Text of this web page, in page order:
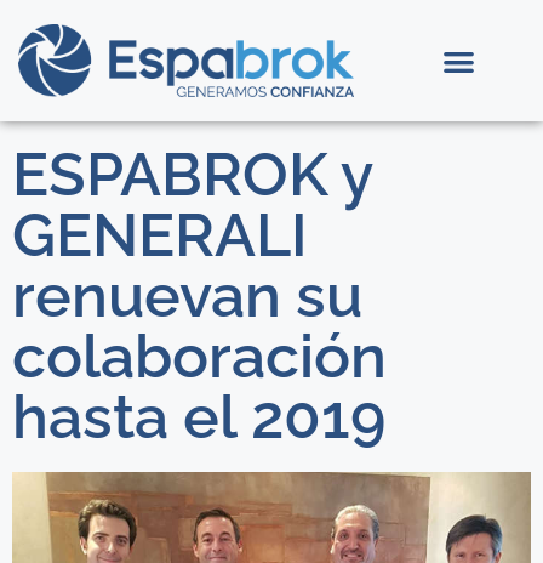
ESPABROK y
GENERALI
renuevan su
colaboración
hasta el 2019